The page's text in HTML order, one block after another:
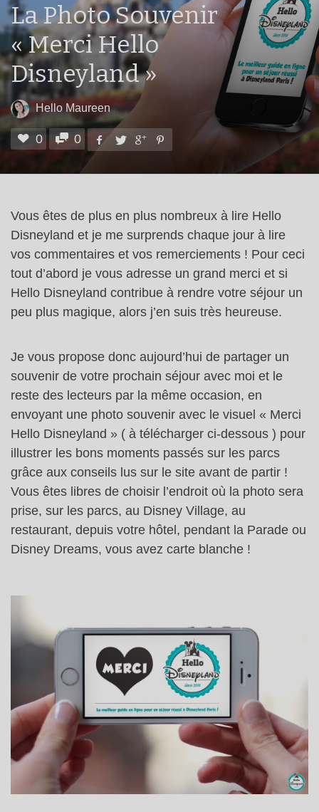
La Photo Souvenir
« Merci Hello
Disneyland »
Hello Maureen
0 0
Vous êtes de plus en plus nombreux à lire Hello
Disneyland et je me surprends chaque jour à lire
vos commentaires et vos remerciements ! Pour ceci
tout d’abord je vous adresse un grand merci et si
Hello Disneyland contribue à rendre votre séjour un
peu plus magique, alors j’en suis très heureuse.
Je vous propose donc aujourd’hui de partager un
souvenir de votre prochain séjour avec moi et le
reste des lecteurs par la même occasion, en
envoyant une photo souvenir avec le visuel « Merci
Hello Disneyland » ( à télécharger ci-dessous ) pour
illustrer les bons moments passés sur les parcs
grâce aux conseils lus sur le site avant de partir !
Vous êtes libres de choisir l’endroit où la photo sera
prise, sur les parcs, au Disney Village, au
restaurant, depuis votre hôtel, pendant la Parade ou
Disney Dreams, vous avez carte blanche !